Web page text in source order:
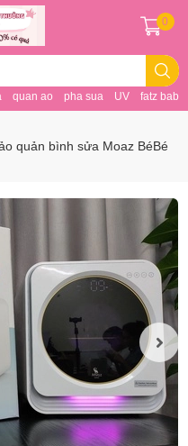
quan ao pha sua UV fatz baby
0
quản bình sửa Moaz BéBé